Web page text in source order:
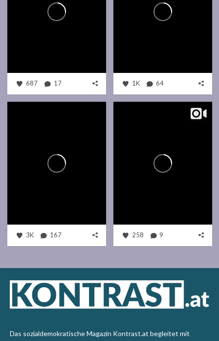
687 17 1K 64
3K 167 258 9
Das sozialdemokratische Magazin Kontrast.at begleitet mit